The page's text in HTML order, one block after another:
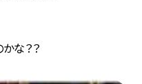
な？？